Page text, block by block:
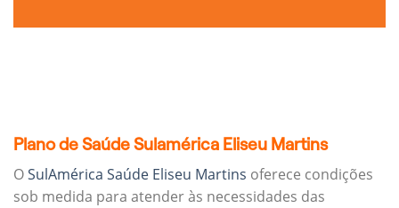
Plano de Saúde Sulamérica Eliseu Martins
OSulAmérica Saúde Eliseu Martins oferece condições
sob medida para atender às necessidades das